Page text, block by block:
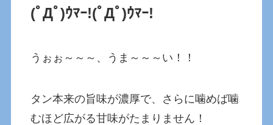
(ﾟДﾟ)ｳﾏｰ!(ﾟДﾟ)ｳﾏｰ!
うぉぉ～～～、うま～～～い！！
タン本来の旨味が濃厚で、さらに噛めば噛
むほど広がる甘味がたまりません！